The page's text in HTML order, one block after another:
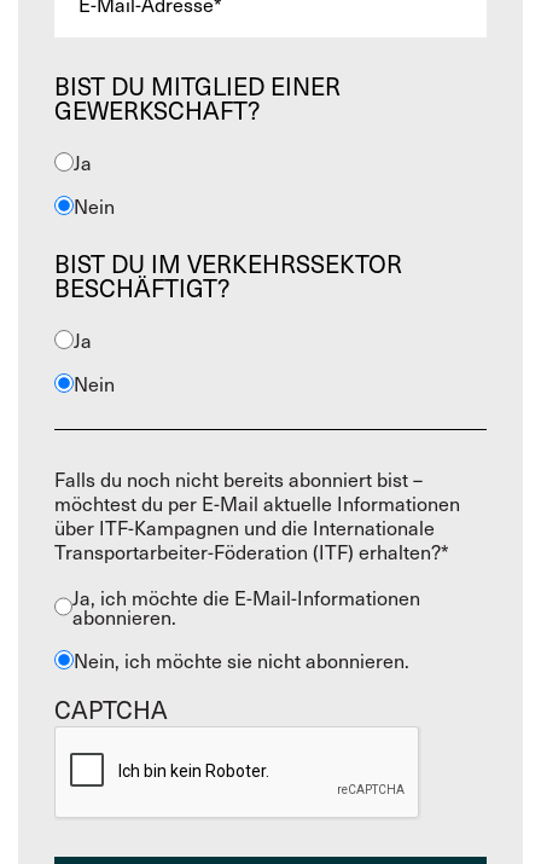
BIST DU MITGLIED EINER
GEWERKSCHAFT?
Ja
Nein
BIST DU IM VERKEHRSSEKTOR
BESCHÄFTIGT?
Ja
Nein
Falls du noch nicht bereits abonniert bist –
möchtest du per E-Mail aktuelle Informationen
über ITF-Kampagnen und die Internationale
Transportarbeiter-Föderation (ITF) erhalten?*
Ja, ich möchte die E-Mail-Informationen
abonnieren.
Nein, ich möchte sie nicht abonnieren.
CAPTCHA